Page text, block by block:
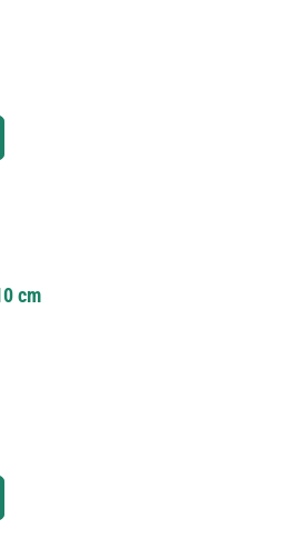
ou diminuer la quantité.
cm
ou diminuer la quantité.